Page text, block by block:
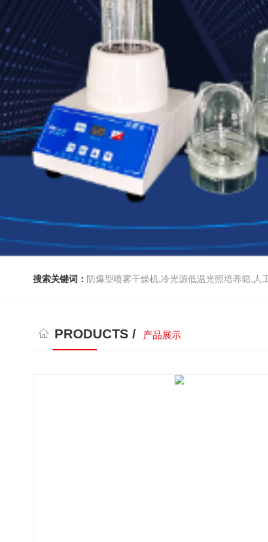
搜索关键词： 防爆型喷雾干燥机,冷光源低温光照培养箱,人
PRODUCTS / 产品展示